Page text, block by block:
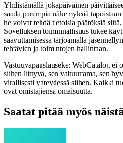
Yhdistämällä jokapäiväinen
saada parempia näkemyksiä
he voivat tehdä tietoisia päätöksiä
Sovelluksen toiminnallisuus tukee
saavuttamisessa tarjoamalla
tehtävien ja toimintojen hallintaan.
Vastuuvapauslauseke: WebCatalog ei
siihen liittyvä, sen valtuuttama, sen
virallisesti yhteydessä siihen. Kaikki
ovat omistajiensa omaisuutta.
Saatat pitää myös näistä